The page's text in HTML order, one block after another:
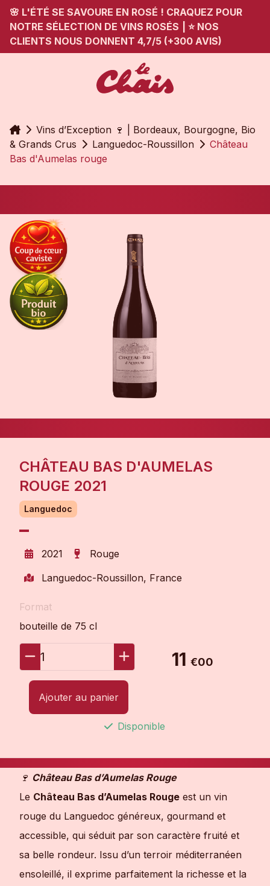
🌸 L'ÉTÉ SE SAVOURE EN ROSÉ ! CRAQUEZ POUR
NOTRE SÉLECTION DE VINS ROSÉS
⭐ NOS
CLIENTS NOUS DONNENT 4,7/5 (+300 AVIS)
AccueilVins d’Exception 🍷 | Bordeaux, Bourgogne, Bio
& Grands Crus
Languedoc-Roussillon
Château
Bas d'Aumelas rouge
CHÂTEAU BAS D'AUMELAS
ROUGE 2021
Languedoc
2021
Rouge
Languedoc-Roussillon, France
Format
bouteille de 75 cl
1 11€00
Ajouter au panier
Disponible
🍷 Château Bas d’Aumelas Rouge
Le Château Bas d’Aumelas Rouge est un vin
rouge du Languedoc généreux, gourmand et
accessible, qui séduit par son caractère fruité et
sa belle rondeur. Issu d’un terroir méditerranéen
ensoleillé, il exprime parfaitement la richesse et la